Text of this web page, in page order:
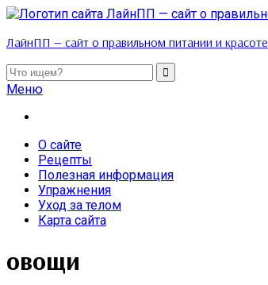
ЛайнПП — сайт о правильном питании и красоте
Меню
О сайте
Рецепты
Полезная информация
Упражнения
Уход за телом
Карта сайта
овощи